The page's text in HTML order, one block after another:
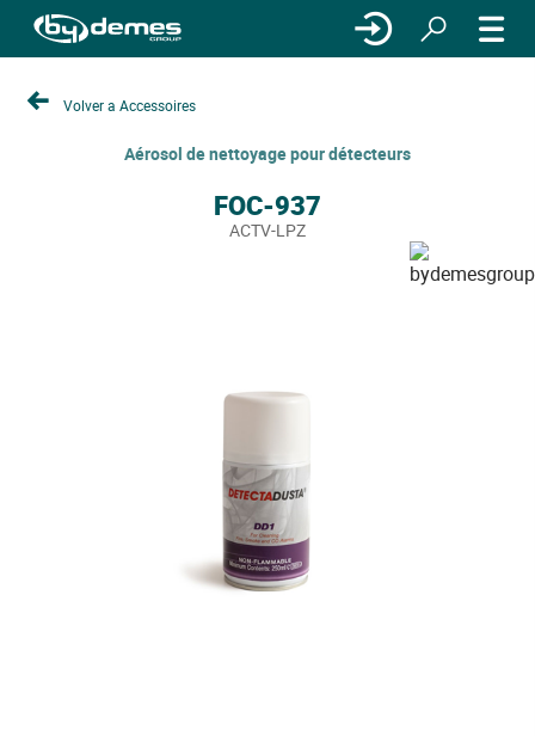
Volver a Accessoires
Aérosol de nettoyage pour détecteurs
FOC-937
ACTV-LPZ